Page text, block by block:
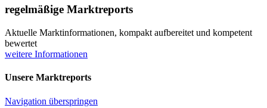
regelmäßige Marktreports
Aktuelle Marktinformationen, kompakt aufbereitet und kompetent
bewertet
weitere Informationen
Unsere Marktreports
Navigation überspringen